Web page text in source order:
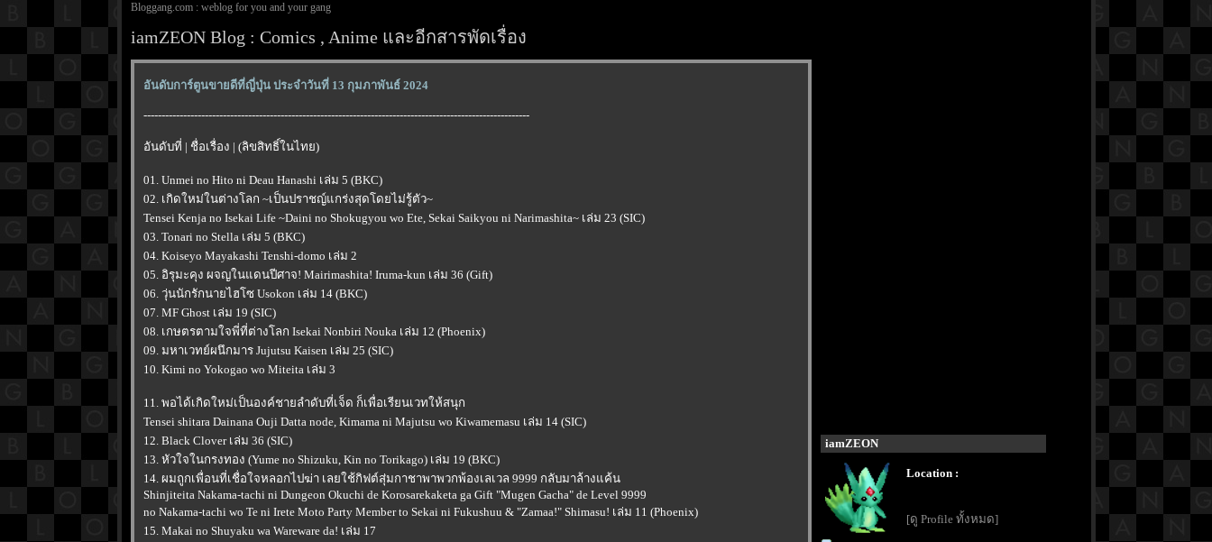
Bloggang.com : weblog for you and your gang
iamZEON Blog : Comics , Anime และอีกสารพัดเรื่อง
อันดับการ์ตูนขายดีที่ญี่ปุ่น ประจำวันที่ 13 กุมภาพันธ์ 2024
-----------------------------------------------------------------------------------------------------------
อันดับที่ | ชื่อเรื่อง | (ลิขสิทธิ์ในไทย)
01. Unmei no Hito ni Deau Hanashi เล่ม 5 (BKC)
02. เกิดใหม่ในต่างโลก ~เป็นปราชญ์แกร่งสุดโดยไม่รู้ตัว~
Tensei Kenja no Isekai Life ~Daini no Shokugyou wo Ete, Sekai Saikyou ni Narimashita~ เล่ม 23 (SIC)
03. Tonari no Stella เล่ม 5 (BKC)
04. Koiseyo Mayakashi Tenshi-domo เล่ม 2
05. อิรุมะคุง ผจญในแดนปีศาจ! Mairimashita! Iruma-kun เล่ม 36 (Gift)
06. วุ่นนักรักนายไฮโซ Usokon เล่ม 14 (BKC)
07. MF Ghost เล่ม 19 (SIC)
08. เกษตรตามใจพี่ที่ต่างโลก Isekai Nonbiri Nouka เล่ม 12 (Phoenix)
09. มหาเวทย์ผนึกมาร Jujutsu Kaisen เล่ม 25 (SIC)
10. Kimi no Yokogao wo Miteita เล่ม 3
11. พอได้เกิดใหม่เป็นองค์ชายลำดับที่เจ็ด ก็เพื่อเรียนเวทให้สนุก
Tensei shitara Dainana Ouji Datta node, Kimama ni Majutsu wo Kiwamemasu เล่ม 14 (SIC)
12. Black Clover เล่ม 36 (SIC)
13. หัวใจในกรงทอง (Yume no Shizuku, Kin no Torikago) เล่ม 19 (BKC)
14. ผมถูกเพื่อนที่เชื่อใจหลอกไปฆ่า เลยใช้กิฟต์สุ่มกาชาพาพวกพ้องเลเวล 9999 กลับมาล้างแค้น
Shinjiteita Nakama-tachi ni Dungeon Okuchi de Korosarekaketa ga Gift "Mugen Gacha" de Level 9999
no Nakama-tachi wo Te ni Irete Moto Party Member to Sekai ni Fukushuu & "Zamaa!" Shimasu! เล่ม 11 (Phoenix)
15. Makai no Shuyaku wa Wareware da! เล่ม 17
iamZEON
Location :
[ดู Profile ทั้งหมด]